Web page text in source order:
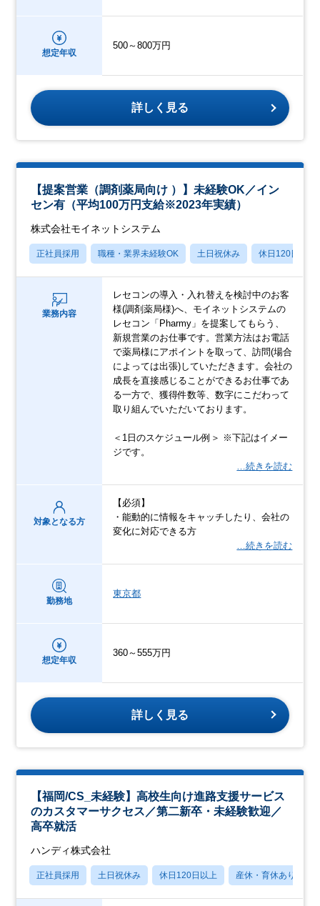
想定年収
500～800万円
詳しく見る
【提案営業（調剤薬局向け ）】未経験OK／イン
セン有（平均100万円支給※2023年実績）
株式会社モイネットシステム
正社員採用 職種・業界未経験OK 土日祝休み 休日120日以上
業務内容
レセコンの導入・入れ替えを検討中のお客
様(調剤薬局様)へ、モイネットシステムの
レセコン「Pharmy」を提案してもらう、
新規営業のお仕事です。営業方法はお電話
で薬局様にアポイントを取って、訪問(場合
によっては出張)していただきます。会社の
成長を直接感じることができるお仕事であ
る一方で、獲得件数等、数字にこだわって
取り組んでいただいております。
＜1日のスケジュール例＞ ※下記はイメー
ジです。
…続きを読む
対象となる方
【必須】
・能動的に情報をキャッチしたり、会社の
変化に対応できる方
…続きを読む
勤務地
東京都
想定年収
360～555万円
詳しく見る
【福岡/CS_未経験】高校生向け進路支援サービス
のカスタマーサクセス／第二新卒・未経験歓迎／
高卒就活
ハンディ株式会社
正社員採用 土日祝休み 休日120日以上 産休・育休あり